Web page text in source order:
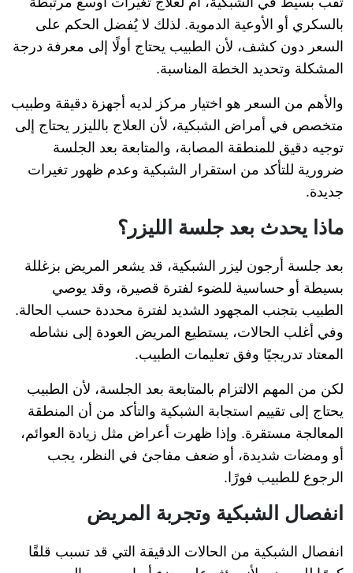
بالسكري أو الأوعية الدموية. لذلك لا يُفضل الحكم على
السعر دون كشف، لأن الطبيب يحتاج أولًا إلى معرفة درجة
المشكلة وتحديد الخطة المناسبة.
والأهم من السعر هو اختيار مركز لديه أجهزة دقيقة وطبيب
متخصص في أمراض الشبكية، لأن العلاج بالليزر يحتاج إلى
توجيه دقيق للمنطقة المصابة، والمتابعة بعد الجلسة
ضرورية للتأكد من استقرار الشبكية وعدم ظهور تغيرات
جديدة.
ماذا يحدث بعد جلسة الليزر؟
بعد جلسة أرجون ليزر الشبكية، قد يشعر المريض بزغللة
بسيطة أو حساسية للضوء لفترة قصيرة، وقد يوصي
الطبيب بتجنب المجهود الشديد لفترة محددة حسب الحالة.
وفي أغلب الحالات، يستطيع المريض العودة إلى نشاطه
المعتاد تدريجيًا وفق تعليمات الطبيب.
لكن من المهم الالتزام بالمتابعة بعد الجلسة، لأن الطبيب
يحتاج إلى تقييم استجابة الشبكية والتأكد من أن المنطقة
المعالجة مستقرة. وإذا ظهرت أعراض مثل زيادة العوائم،
أو ومضات شديدة، أو ضعف مفاجئ في النظر، يجب
الرجوع للطبيب فورًا.
انفصال الشبكية وتجربة المريض
انفصال الشبكية من الحالات الدقيقة التي قد تسبب قلقًا